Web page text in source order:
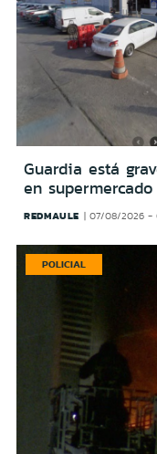
Guardia está
en
REDMAULE 07/08/2026 -
POLICIAL